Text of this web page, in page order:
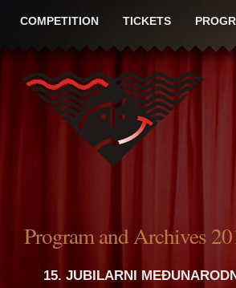
COMPETITION TICKETS
Program and Archives
15. JUBILARNI